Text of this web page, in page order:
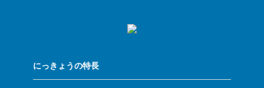
にっきょうの特長